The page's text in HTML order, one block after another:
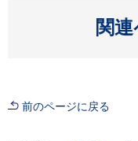
関
前のページに戻る